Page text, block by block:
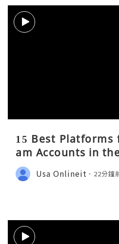
15 Best Platforms
am Accounts in
Usa Onlineit 22分鐘